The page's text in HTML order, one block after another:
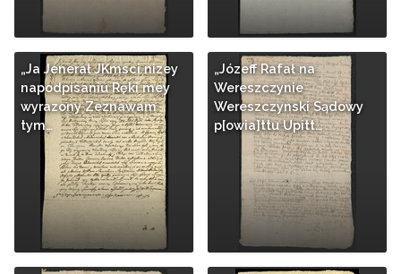
„Ja Jenerał JKmsci nizey
napodpisaniu Ręki mey
wyrazony Zeznawam
tym…
„Józeff Rafał na
Wereszczynie
Wereszczynski Sądowy
p[owia]ttu Upitt…